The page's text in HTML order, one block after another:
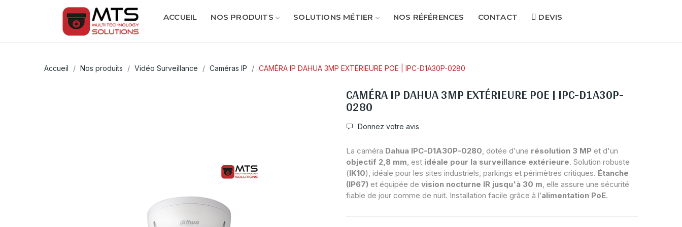
ACCUEIL NOS PRODUITS SOLUTIONS MÉTIER NOS RÉFÉRENCES CONTACT DEVIS
Accueil Nos produits Vidéo Surveillance Caméras IP CAMÉRA IP DAHUA 3MP EXTÉRIEURE POE | IPC-D1A30P-0280
CAMÉRA IP DAHUA 3MP EXTÉRIEURE POE | IPC-D1A30P-
0280
Donnez votre avis
La caméra Dahua IPC-D1A30P-0280, dotée d'une résolution 3 MP et d'un
objectif 2,8 mm, est idéale pour la surveillance extérieure. Solution robuste
(IK10), idéale pour les sites industriels, parkings et périmètres critiques. Étanche
(IP67) et équipée de vision nocturne IR jusqu'à 30 m, elle assure une sécurité
fiable de jour comme de nuit. Installation facile grâce à l’alimentation PoE.